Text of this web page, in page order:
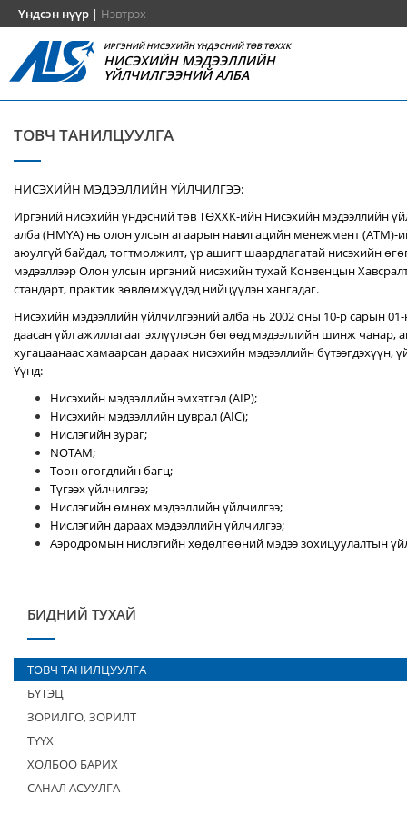
Үндсэн нүүр | Нэвтрэх
ИРГЭНИЙ НИСЭХИЙН ҮНДЭСНИЙ ТӨВ ТӨХХК
НИСЭХИЙН МЭДЭЭЛЛИЙН
ҮЙЛЧИЛГЭЭНИЙ АЛБА
ТОВЧ ТАНИЛЦУУЛГА
НИСЭХИЙН МЭДЭЭЛЛИЙН ҮЙЛЧИЛГЭЭ:
Иргэний нисэхийн үндэсний төв ТӨХХК-ийн Нисэхийн мэдээллийн
алба (НМҮА) нь олон улсын агаарын навигацийн менежмент (ATM)-
аюулгүй байдал, тогтмолжилт, үр ашигт шаардлагатай нисэхийн
мэдээллээр Олон улсын иргэний нисэхийн тухай Конвенцын
стандарт, практик зөвлөмжүүдэд нийцүүлэн хангадаг.
Нисэхийн мэдээллийн үйлчилгээний алба нь 2002 оны 10-р сарын
даасан үйл ажиллагааг эхлүүлэсэн бөгөөд мэдээллийн шинж чанар,
хугацаанаас хамаарсан дараах нисэхийн мэдээллийн бүтээгдэхүүн,
Үүнд:
Нисэхийн мэдээллийн эмхэтгэл (AIP);
Нисэхийн мэдээллийн цуврал (AIC);
Нислэгийн зураг;
NOTAM;
Тоон өгөгдлийн багц;
Түгээх үйлчилгээ;
Нислэгийн өмнөх мэдээллийн үйлчилгээ;
Нислэгийн дараах мэдээллийн үйлчилгээ;
Аэродромын нислэгийн хөдөлгөөний мэдээ зохицуулалтын
БИДНИЙ ТУХАЙ
ТОВЧ ТАНИЛЦУУЛГА
БҮТЭЦ
ЗОРИЛГО, ЗОРИЛТ
ТҮҮХ
ХОЛБОО БАРИХ
САНАЛ АСУУЛГА